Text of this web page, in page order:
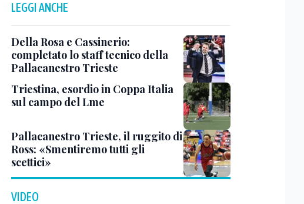
LEGGI ANCHE
Della Rosa e Cassinerio:
completato lo staff tecnico della
Pallacanestro Trieste
Triestina, esordio in Coppa Italia
sul campo del Lme
Pallacanestro Trieste, il ruggito di
Ross: «Smentiremo tutti gli
scettici»
VIDEO